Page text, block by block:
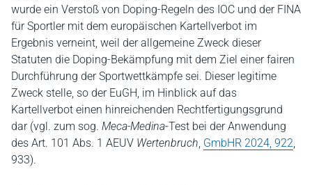
wurde ein Verstoß von Doping-Regeln des IOC und der FINA
für Sportler mit dem europäischen Kartellverbot im
Ergebnis verneint, weil der allgemeine Zweck dieser
Statuten die Doping-Bekämpfung mit dem Ziel einer fairen
Durchführung der Sportwettkämpfe sei. Dieser legitime
Zweck stelle, so der EuGH, im Hinblick auf das
Kartellverbot einen hinreichenden Rechtfertigungsgrund
dar (vgl. zum sog. Meca-Medina-Test bei der Anwendung
des Art. 101 Abs. 1 AEUV Wertenbruch, GmbHR 2024, 922,
933).